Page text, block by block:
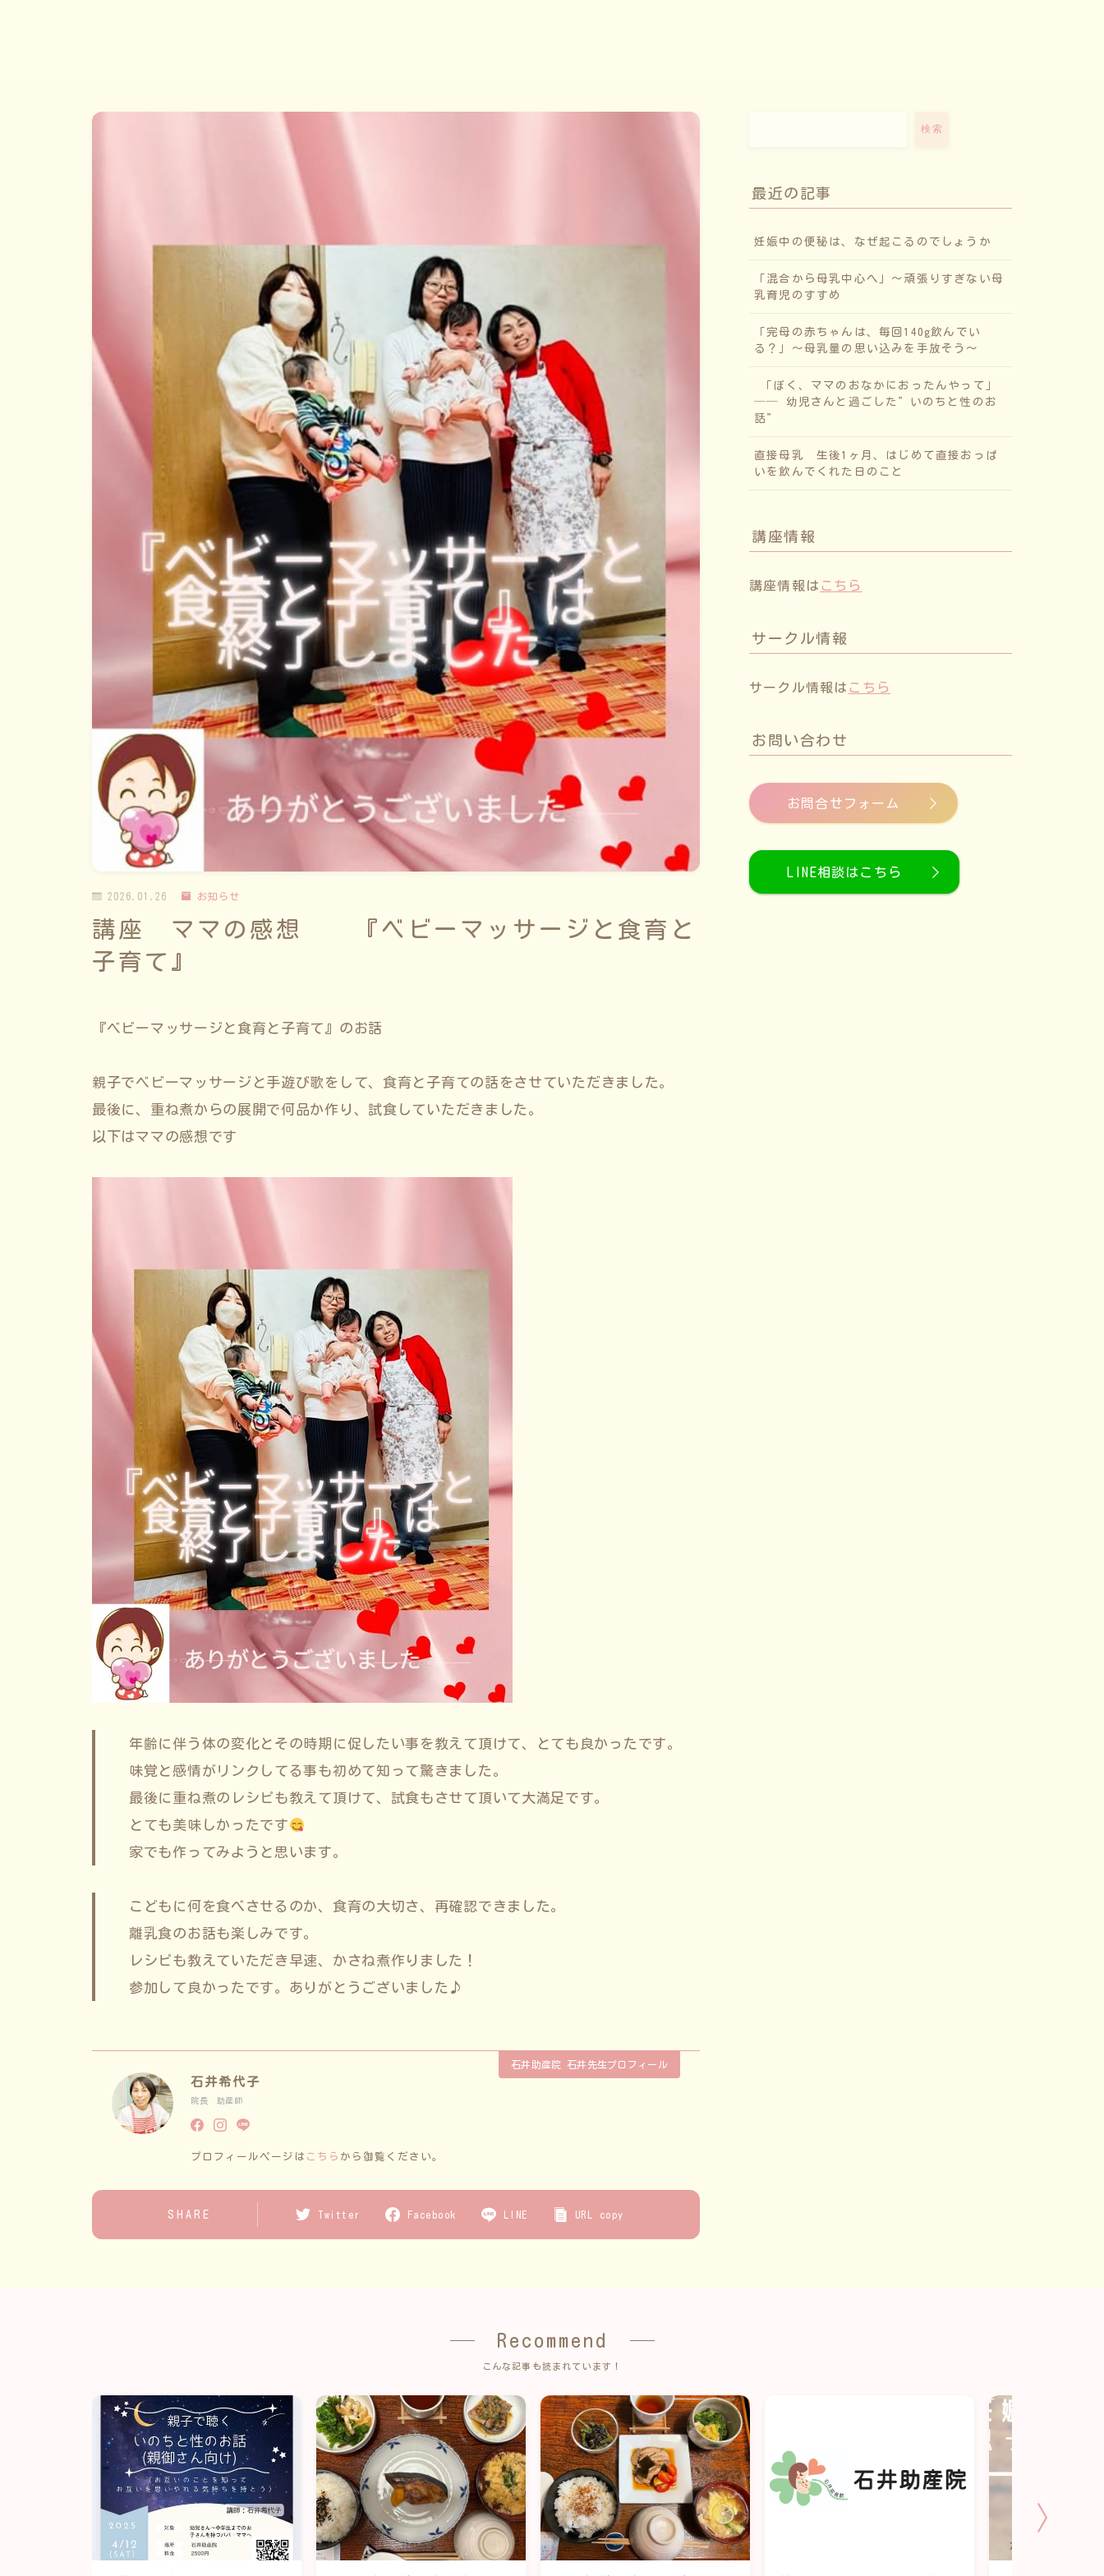
2026.01.26 お知らせ
講座 ママの感想 『ベビーマッサージと食育と
子育て』
『ベビーマッサージと食育と子育て』のお話
親子でベビーマッサージと手遊び歌をして、食育と子育ての話をさせていただきました。
最後に、重ね煮からの展開で何品か作り、試食していただきました。
以下はママの感想です
年齢に伴う体の変化とその時期に促したい事を教えて頂けて、とても良かったです。
味覚と感情がリンクしてる事も初めて知って驚きました。
最後に重ね煮のレシピも教えて頂けて、試食もさせて頂いて大満足です。
とても美味しかったです
家でも作ってみようと思います。
こどもに何を食べさせるのか、食育の大切さ、再確認できました。
離乳食のお話も楽しみです。
レシピも教えていただき早速、かさね煮作りました！
参加して良かったです。ありがとうございました♪
石井助産院 石井先生プロフィール
石井希代子
院長 助産師
プロフィールページは こちら から御覧ください。
SHARE Twitter Facebook LINE URL copy
検索
最近の記事
妊娠中の便秘は、なぜ起こるのでしょうか
「混合から母乳中心へ」〜頑張りすぎない母
乳育児のすすめ
「完母の赤ちゃんは、毎回140g飲んでい
る？」〜母乳量の思い込みを手放そう〜
「ぼく、ママのおなかにおったんやって」
── 幼児さんと過ごした”いのちと性のお
話”
直接母乳 生後1ヶ月、はじめて直接おっぱ
いを飲んでくれた日のこと
講座情報
講座情報は こちら
サークル情報
サークル情報は こちら
お問い合わせ
お問合せフォーム
LINE相談はこちら
Recommend
こんな記事も読まれています！